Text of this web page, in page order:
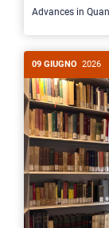
Advances in
09 GIUGNO 2026